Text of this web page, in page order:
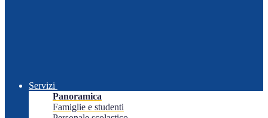
Servizi
Panoramica
Famiglie e studenti